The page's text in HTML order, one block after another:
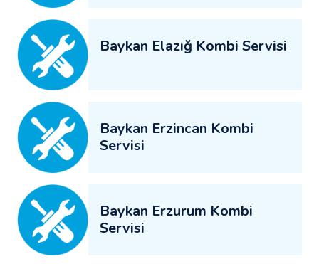
Baykan Elazığ Kombi Servisi
Baykan Erzincan Kombi
Servisi
Baykan Erzurum Kombi
Servisi